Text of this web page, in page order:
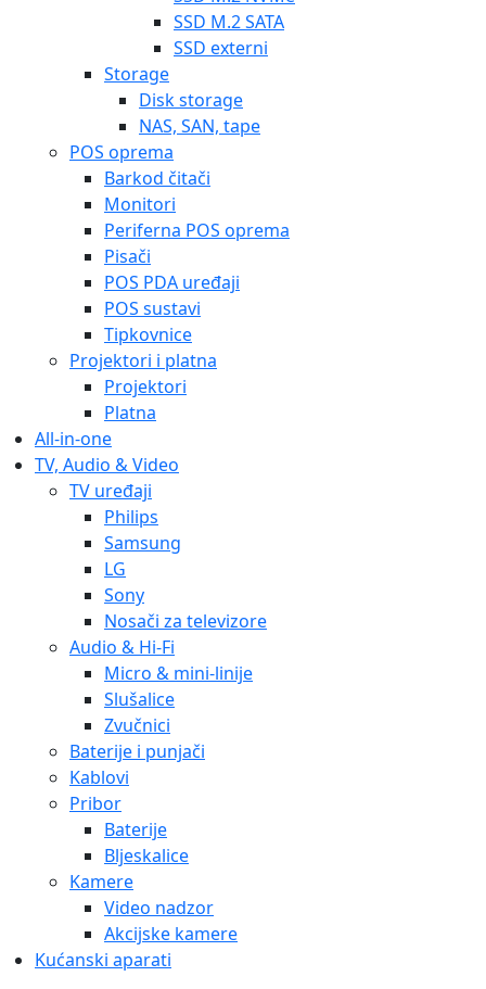
SSD M.2 SATA
SSD externi
Storage
Disk storage
NAS, SAN, tape
POS oprema
Barkod čitači
Monitori
Periferna POS oprema
Pisači
POS PDA uređaji
POS sustavi
Tipkovnice
Projektori i platna
Projektori
Platna
All-in-one
TV, Audio & Video
TV uređaji
Philips
Samsung
LG
Sony
Nosači za televizore
Audio & Hi-Fi
Micro & mini-linije
Slušalice
Zvučnici
Baterije i punjači
Kablovi
Pribor
Baterije
Bljeskalice
Kamere
Video nadzor
Akcijske kamere
Kućanski aparati